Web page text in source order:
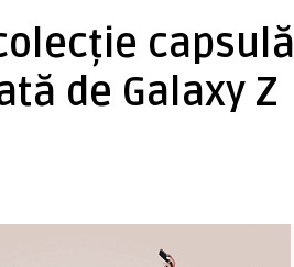
capsulă
de Galaxy Z